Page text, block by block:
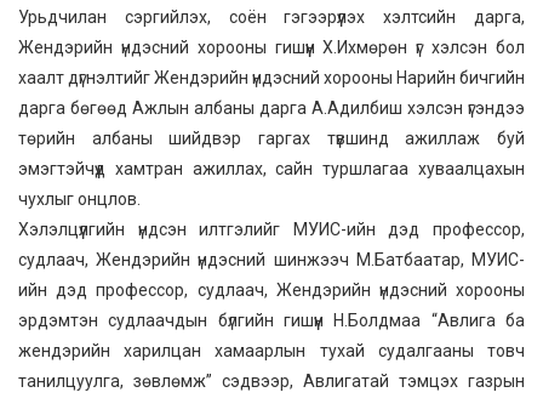
Урьдчилан сэргийлэх, соён гэгээрүүлэх хэлтсийн дарга,
Жендэрийн үндэсний хорооны гишүүн Х.Ихмөрөн үг хэлсэн бол
хаалт дүгнэлтийг Жендэрийн үндэсний хорооны Нарийн бичгийн
дарга бөгөөд Ажлын албаны дарга А.Адилбиш хэлсэн үгэндээ
төрийн албаны шийдвэр гаргах түвшинд ажиллаж буй
эмэгтэйчүүд хамтран ажиллах, сайн туршлагаа хуваалцахын
чухлыг онцлов.
Хэлэлцүүлгийн үндсэн илтгэлийг МУИС-ийн дэд профессор,
судлаач, Жендэрийн үндэсний шинжээч М.Батбаатар, МУИС-
ийн дэд профессор, судлаач, Жендэрийн үндэсний хорооны
эрдэмтэн судлаачдын бүлгийн гишүүн Н.Болдмаа “Авлига ба
жендэрийн харилцан хамаарлын тухай судалгааны товч
танилцуулга, зөвлөмж” сэдвээр, Авлигатай тэмцэх газрын